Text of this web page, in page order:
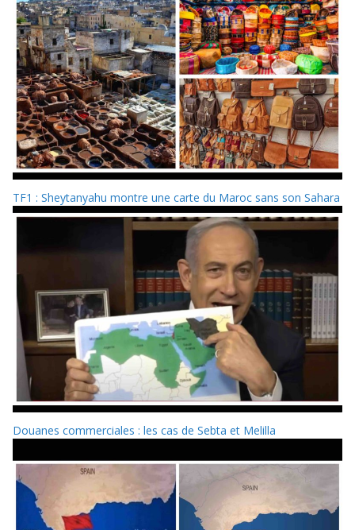
TF1 : Sheytanyahu montre une carte du Maroc sans son Sahara
Douanes commerciales : les cas de Sebta et Melilla